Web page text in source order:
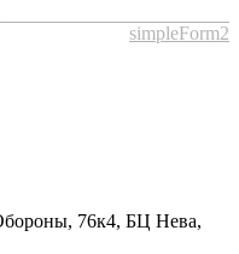
simpleForm2
76к4, БЦ Нева,